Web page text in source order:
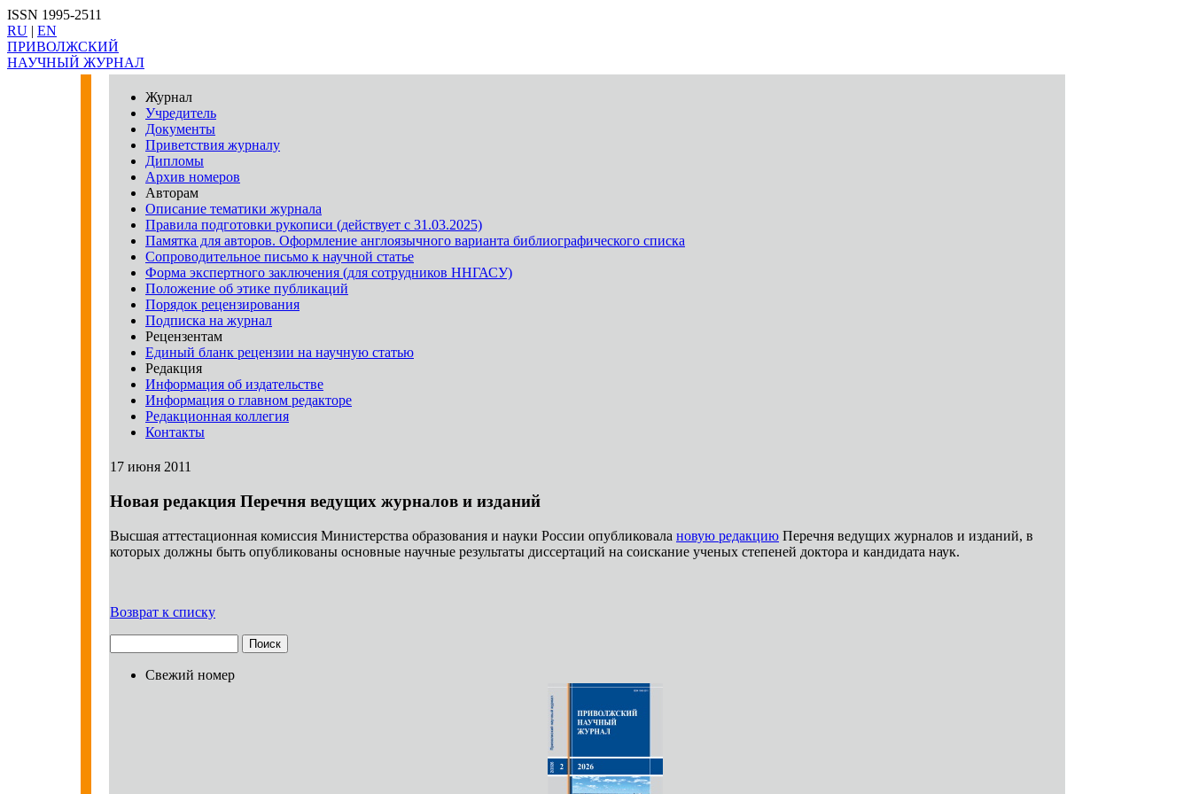
ISSN 1995-2511
RU | EN
ПРИВОЛЖСКИЙ
НАУЧНЫЙ ЖУРНАЛ
Журнал
Учредитель
Документы
Приветствия журналу
Дипломы
Архив номеров
Авторам
Описание тематики журнала
Правила подготовки рукописи (действует с 31.03.2025)
Памятка для авторов. Оформление англоязычного варианта библиографического списка
Сопроводительное письмо к научной статье
Форма экспертного заключения (для сотрудников ННГАСУ)
Положение об этике публикаций
Порядок рецензирования
Подписка на журнал
Рецензентам
Единый бланк рецензии на научную статью
Редакция
Информация об издательстве
Информация о главном редакторе
Редакционная коллегия
Контакты
17 июня 2011
Новая редакция Перечня ведущих журналов и изданий
Высшая аттестационная комиссия Министерства образования и науки России опубликовала новую редакцию Перечня ведущих журналов и изданий, в
которых должны быть опубликованы основные научные результаты диссертаций на соискание ученых степеней доктора и кандидата наук.
Возврат к списку
Свежий номер